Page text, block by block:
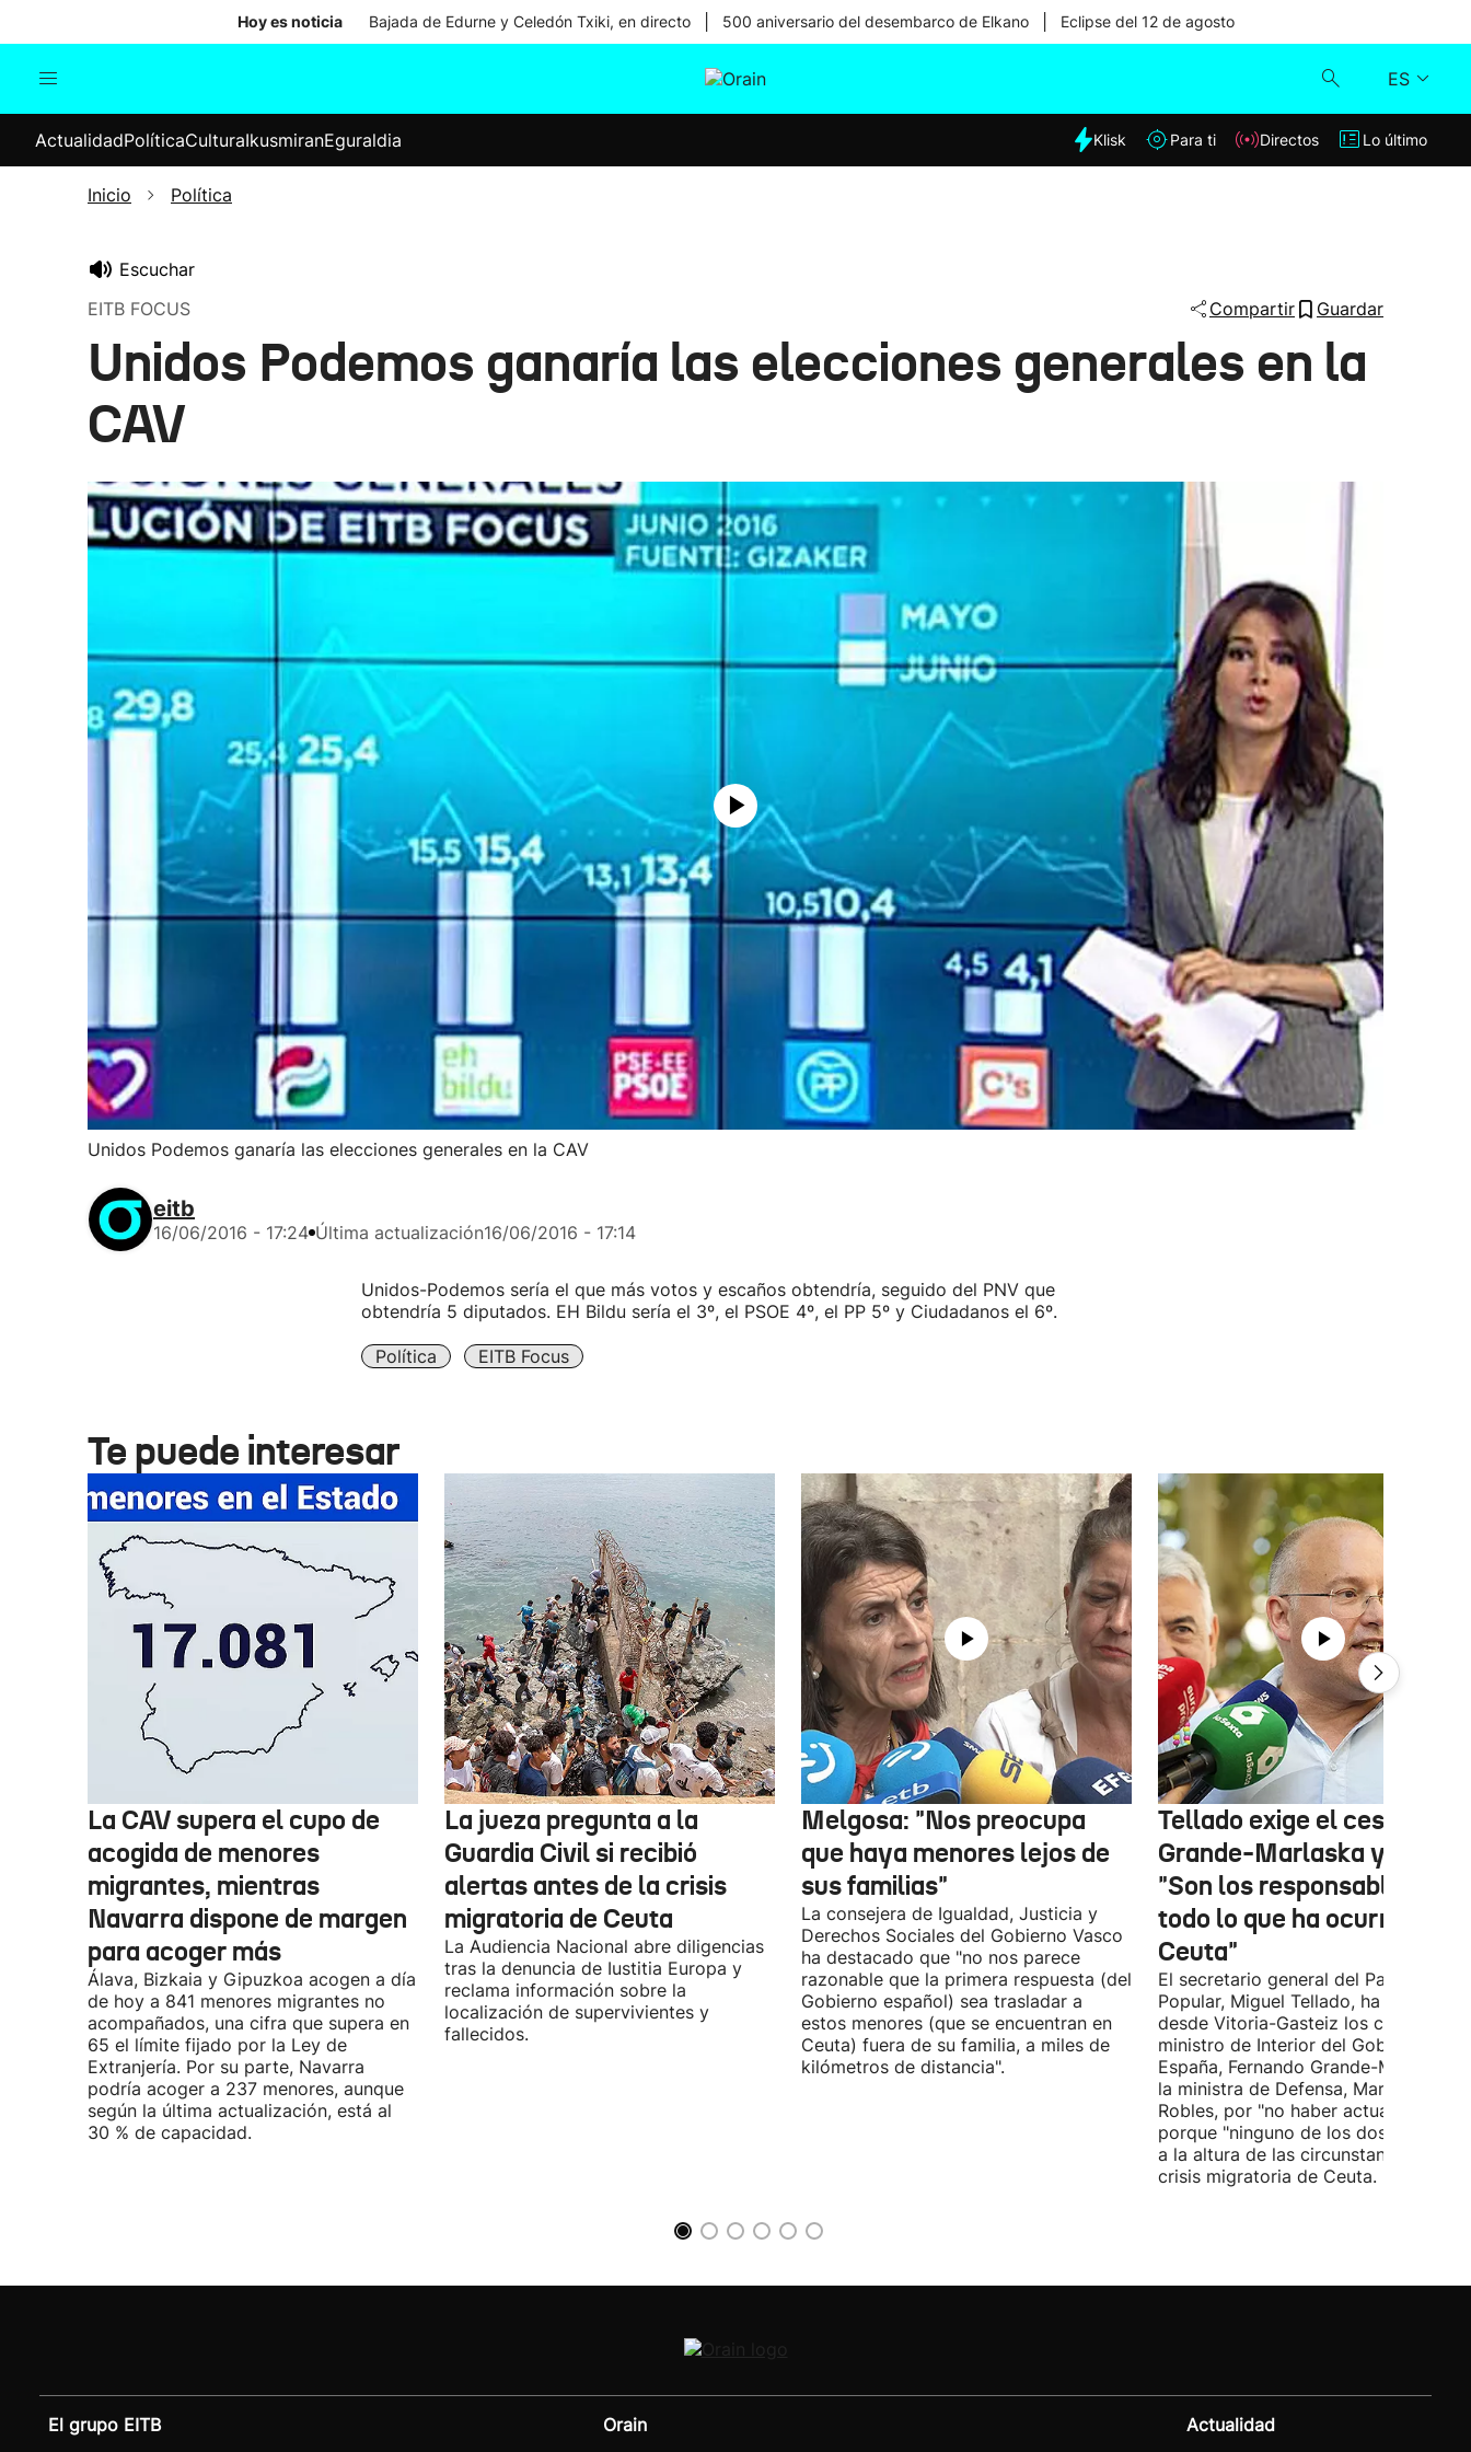
Hoy es noticia Bajada de Edurne y Celedón Txiki, en directo 500 aniversario del desembarco de Elkano Eclipse del 12 de agosto
ES
Internacional
Elecciones
Klisk
Lo último
ActualidadPolíticaCulturaIkusmiranEguraldia Klisk Para ti Directos Lo último
Inicio Política
Escuchar
EITB FOCUS
Compartir Guardar
Unidos Podemos ganaría las elecciones generales en la
CAV
Unidos Podemos ganaría las elecciones generales en la CAV
eitb
16/06/2016 - 17:24 Última actualización16/06/2016 - 17:14
Unidos-Podemos sería el que más votos y escaños obtendría, seguido del PNV que
obtendría 5 diputados. EH Bildu sería el 3º, el PSOE 4º, el PP 5º y Ciudadanos el 6º.
Política EITB Focus
Te puede interesar
La CAV supera el cupo de
acogida de menores
migrantes, mientras
Navarra dispone de margen
para acoger más
Álava, Bizkaia y Gipuzkoa acogen a día
de hoy a 841 menores migrantes no
acompañados, una cifra que supera en
65 el límite fijado por la Ley de
Extranjería. Por su parte, Navarra
podría acoger a 237 menores, aunque
según la última actualización, está al
30 % de capacidad.
La jueza pregunta a la
Guardia Civil si recibió
alertas antes de la crisis
migratoria de Ceuta
La Audiencia Nacional abre diligencias
tras la denuncia de Iustitia Europa y
reclama información sobre la
localización de supervivientes y
fallecidos.
Melgosa: "Nos preocupa
que haya menores lejos de
sus familias"
La consejera de Igualdad, Justicia y
Derechos Sociales del Gobierno Vasco
ha destacado que "no nos parece
razonable que la primera respuesta (del
Gobierno español) sea trasladar a
estos menores (que se encuentran en
Ceuta) fuera de su familia, a miles de
kilómetros de distancia".
Tellado exige el cese de
Grande-Marlaska y
"Son los responsables de
todo lo que ha ocurrido en
Ceuta"
El secretario general del Partido
Popular, Miguel Tellado, ha exigido
desde Vitoria-Gasteiz los ceses del
ministro de Interior del Gobierno de
España, Fernando Grande-Marlaska, y
la ministra de Defensa, Margarita
Robles, por "no haber actuado" y
porque "ninguno de los dos ha
a la altura de las circunstancias" ante
crisis migratoria de Ceuta.
El grupo EITB Orain Actualidad